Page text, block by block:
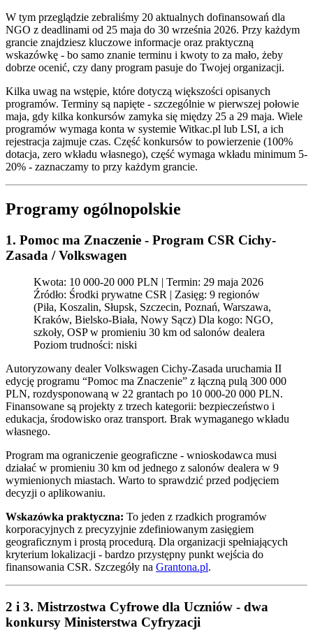
W tym przeglądzie zebraliśmy 20 aktualnych dofinansowań dla
NGO z deadlinami od 25 maja do 30 września 2026. Przy każdym
grancie znajdziesz kluczowe informacje oraz praktyczną
wskazówkę - bo samo znanie terminu i kwoty to za mało, żeby
dobrze ocenić, czy dany program pasuje do Twojej organizacji.
Kilka uwag na wstępie, które dotyczą większości opisanych
programów. Terminy są napięte - szczególnie w pierwszej połowie
maja, gdy kilka konkursów zamyka się między 25 a 29 maja. Wiele
programów wymaga konta w systemie Witkac.pl lub LSI, a ich
rejestracja zajmuje czas. Część konkursów to powierzenie (100%
dotacja, zero wkładu własnego), część wymaga wkładu minimum 5-
20% - zaznaczamy to przy każdym grancie.
Programy ogólnopolskie
1. Pomoc ma Znaczenie - Program CSR Cichy-
Zasada / Volkswagen
Kwota: 10 000-20 000 PLN | Termin: 29 maja 2026
Źródło: Środki prywatne CSR | Zasięg: 9 regionów
(Piła, Koszalin, Słupsk, Szczecin, Poznań, Warszawa,
Kraków, Bielsko-Biała, Nowy Sącz) Dla kogo: NGO,
szkoły, OSP w promieniu 30 km od salonów dealera
Poziom trudności: niski
Autoryzowany dealer Volkswagen Cichy-Zasada uruchamia II
edycję programu “Pomoc ma Znaczenie” z łączną pulą 300 000
PLN, rozdysponowaną w 22 grantach po 10 000-20 000 PLN.
Finansowane są projekty z trzech kategorii: bezpieczeństwo i
edukacja, środowisko oraz transport. Brak wymaganego wkładu
własnego.
Program ma ograniczenie geograficzne - wnioskodawca musi
działać w promieniu 30 km od jednego z salonów dealera w 9
wymienionych miastach. Warto to sprawdzić przed podjęciem
decyzji o aplikowaniu.
Wskazówka praktyczna: To jeden z rzadkich programów
korporacyjnych z precyzyjnie zdefiniowanym zasięgiem
geograficznym i prostą procedurą. Dla organizacji spełniających
kryterium lokalizacji - bardzo przystępny punkt wejścia do
finansowania CSR. Szczegóły na Grantona.pl.
2 i 3. Mistrzostwa Cyfrowe dla Uczniów - dwa
konkursy Ministerstwa Cyfryzacji